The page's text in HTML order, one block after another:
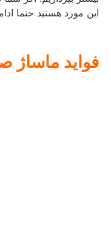
این مورد هستید حتما ادامه
فواید ماساژ